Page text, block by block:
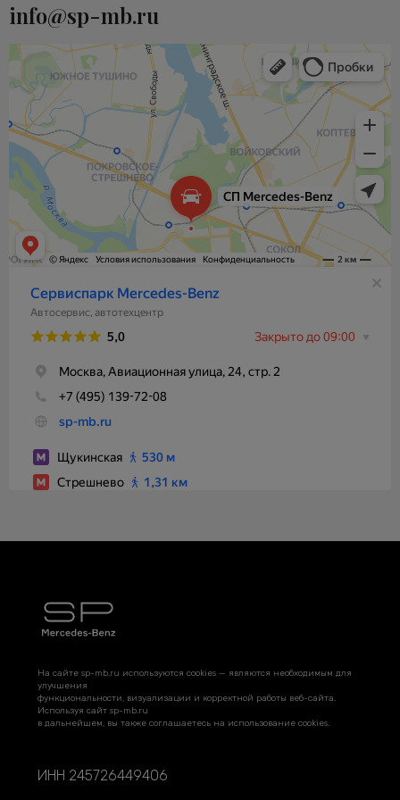
info@sp-mb.ru
На сайте sp-mb.ru используются cookies — являются необходимым для
улучшения
функциональности, визуализации и корректной работы веб-сайта.
Используя сайт sp-mb.ru
в дальнейшем, вы также соглашаетесь на использование cookies.
ИНН 245726449406